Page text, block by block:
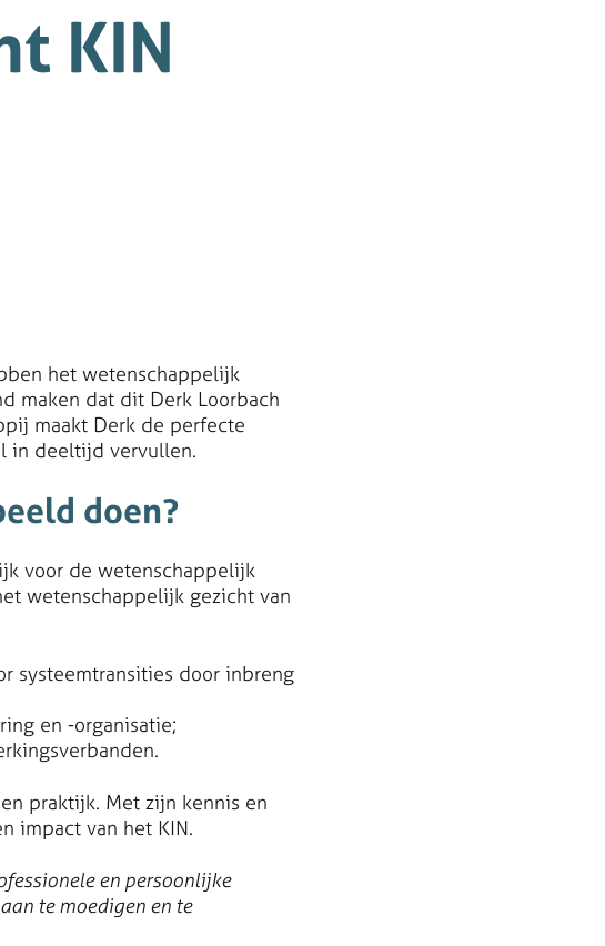
KIN
het wetenschappelijk
maken dat dit Derk Loorbach
maakt Derk de perfecte
in deeltijd vervullen.
doen?
voor de wetenschappelijk
wetenschappelijk gezicht van
systeemtransities door inbreng
en -organisatie;
praktijk. Met zijn kennis en
impact van het KIN.
en persoonlijke
te moedigen en te